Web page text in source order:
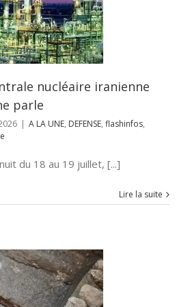
nucléaire iranienne
parle
| A LA UNE, DEFENSE, flashinfos,
du 18 au 19 juillet, [...]
Lire la suite